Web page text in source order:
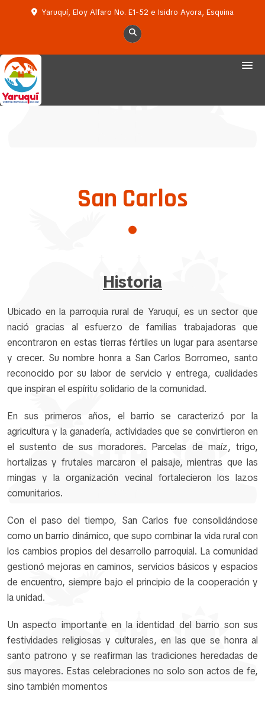
Yaruquí, Eloy Alfaro No. E1-52 e Isidro Ayora, Esquina
San Carlos
Historia
Ubicado en la parroquia rural de Yaruquí, es un sector que
nació gracias al esfuerzo de familias trabajadoras que
encontraron en estas tierras fértiles un lugar para asentarse
y crecer. Su nombre honra a San Carlos Borromeo, santo
reconocido por su labor de servicio y entrega, cualidades
que inspiran el espíritu solidario de la comunidad.
En sus primeros años, el barrio se caracterizó por la
agricultura y la ganadería, actividades que se convirtieron en
el sustento de sus moradores. Parcelas de maíz, trigo,
hortalizas y frutales marcaron el paisaje, mientras que las
mingas y la organización vecinal fortalecieron los lazos
comunitarios.
Con el paso del tiempo, San Carlos fue consolidándose
como un barrio dinámico, que supo combinar la vida rural con
los cambios propios del desarrollo parroquial. La comunidad
gestionó mejoras en caminos, servicios básicos y espacios
de encuentro, siempre bajo el principio de la cooperación y
la unidad.
Un aspecto importante en la identidad del barrio son sus
festividades religiosas y culturales, en las que se honra al
santo patrono y se reafirman las tradiciones heredadas de
sus mayores. Estas celebraciones no solo son actos de fe,
sino también momentos